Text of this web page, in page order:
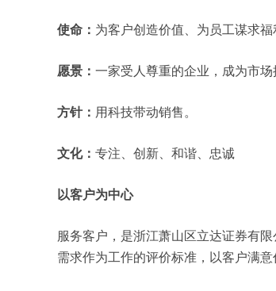
使命： 为客户创造价值、为员工谋求福
愿景： 一家受人尊重的企业，成为市场
方针： 用科技带动销售。
文化： 专注、创新、和谐、忠诚
以客户为中心
服务客户，是浙江萧山区立达证券有
需求作为工作的评价标准，以客户满